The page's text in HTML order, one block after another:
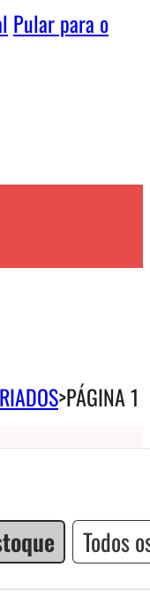
Pular para o
>PÁGINA 1
Todos